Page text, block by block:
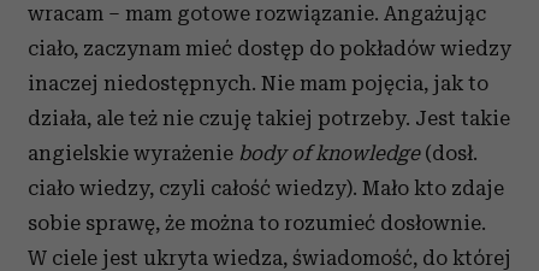
wracam – mam gotowe rozwiązanie. Angażując
ciało, zaczynam mieć dostęp do pokładów wiedzy
inaczej niedostępnych. Nie mam pojęcia, jak to
działa, ale też nie czuję takiej potrzeby. Jest takie
angielskie wyrażenie body of knowledge (dosł.
ciało wiedzy, czyli całość wiedzy). Mało kto zdaje
sobie sprawę, że można to rozumieć dosłownie.
W ciele jest ukryta wiedza, świadomość, do której